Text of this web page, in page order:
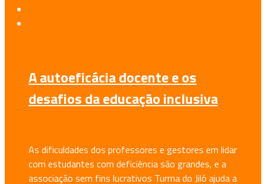
A autoeficácia docente e os
desafios da educação inclusiva
As dificuldades dos professores e gestores em lidar
com estudantes com deficiência são grandes, e a
associação sem fins lucrativos Turma do Jiló ajuda a